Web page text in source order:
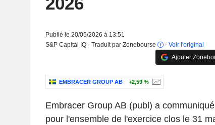
Publié le 20/05/2026 à 13:51
S&P Capital IQ - Traduit par Zonebourse
- Voir l'original
Ajouter
EMBRACER GROUP AB +2,59 %
Embracer Group AB (publ) a
pour l'ensemble de l'exercice clos le 31